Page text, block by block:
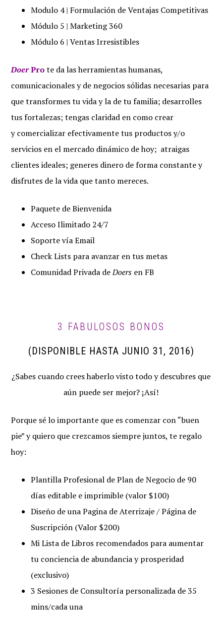
Modulo 4 | Formulación de Ventajas Competitivas
Módulo 5 | Marketing 360
Módulo 6 | Ventas Irresistibles
DoerProte da las herramientas humanas,
comunicacionales y de negocios sólidas necesarias para
que transformes tu vida y la de tu familia; desarrolles
tus fortalezas; tengas claridad en como crear
y comercializar efectivamente tus productos y/o
servicios en el mercado dinámico de hoy; atraigas
clientes ideales; generes dinero de forma constante y
disfrutes de la vida que tanto mereces.
Paquete de Bienvenida
Acceso Ilimitado 24/7
Soporte vía Email
Check Lists para avanzar en tus metas
Comunidad Privada deDoers en FB
3 FABULOSOS BONOS
(DISPONIBLE HASTA JUNIO 31, 2016)
¿Sabes cuando crees haberlo visto todo y descubres que
aún puede ser mejor? ¡Así!
Porque sé lo importante que es comenzar con “buen
pie” y quiero que crezcamos siempre juntos, te regalo
hoy:
Plantilla Profesional de Plan de Negocio de 90
días editable e imprimible (valor $100)
Diseño de una Pagina de Aterrizaje / Página de
Suscripción (Valor $200)
Mi Lista de Libros recomendados para aumentar
tu conciencia de abundancia y prosperidad
(exclusivo)
3 Sesiones de Consultoría personalizada de 35
mins/cada una